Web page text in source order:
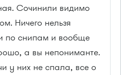
Сочинили видимо
Ничего нельзя
по снипам и вообще
а вы непониманте.
у них не спала, все о